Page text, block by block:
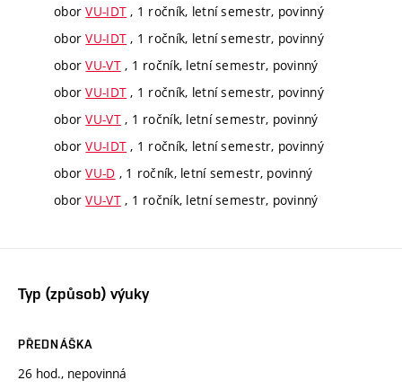
oborVU-IDT , 1 ročník, letní semestr, povinný
oborVU-IDT , 1 ročník, letní semestr, povinný
oborVU-VT, 1 ročník, letní semestr, povinný
oborVU-IDT , 1 ročník, letní semestr, povinný
oborVU-VT, 1 ročník, letní semestr, povinný
oborVU-IDT , 1 ročník, letní semestr, povinný
oborVU-D , 1 ročník, letní semestr, povinný
oborVU-VT, 1 ročník, letní semestr, povinný
Typ (způsob) výuky
PŘEDNÁŠKA
26 hod., nepovinná